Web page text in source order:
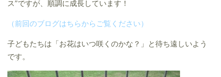
ス”ですが、順調に成長しています！
（前回のブログはちらからご覧ください）
子どもたちは「お花はいつ咲くのかな？」と待ち遠しいよう
です。